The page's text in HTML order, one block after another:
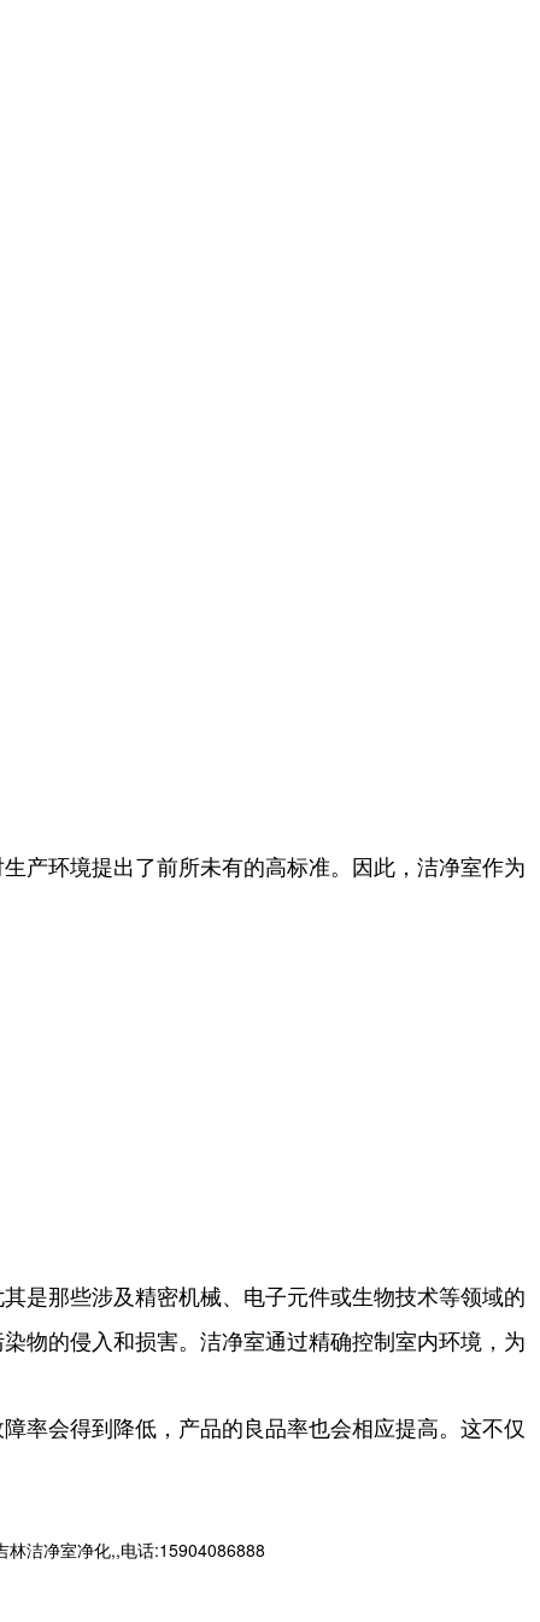
产环境提出了前所未有的高标准。因此，洁净室作为
是那些涉及精密机械、电子元件或生物技术等领域的
物的侵入和损害。洁净室通过精确控制室内环境，为
率会得到降低，产品的良品率也会相应提高。这不仅
林洁净室净化,,电话:15904086888